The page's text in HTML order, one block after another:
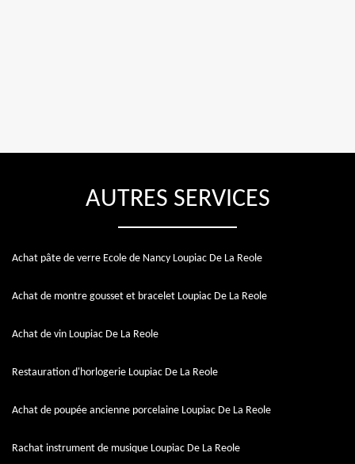
AUTRES SERVICES
Achat pâte de verre Ecole de Nancy Loupiac De La Reole
Achat de montre gousset et bracelet Loupiac De La Reole
Achat de vin Loupiac De La Reole
Restauration d'horlogerie Loupiac De La Reole
Achat de poupée ancienne porcelaine Loupiac De La Reole
Rachat instrument de musique Loupiac De La Reole